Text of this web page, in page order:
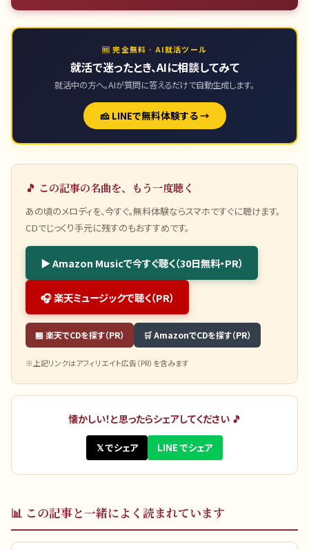
🆓 完全無料 · AI就活ツール
就活で迷ったとき、AIに相談してみて
就活中の方へ。AIが質問に答えるだけで自動生成します。
🧀 LINEで無料体験する →
🎵 この記事の名曲を、もう一度聴く
あの頃のメロディを、今すぐ。無料体験ならスマホですぐに聴けます。
CDでじっくり手元に残すのもおすすめです。
▶ Amazon Musicで今すぐ聴く（30日無料・PR）
🎧 楽天ミュージックで聴く（PR）
🏪 楽天でCDを探す（PR） 🛒 AmazonでCDを探す（PR）
※上記リンクはアフィリエイト広告（PR）を含みます
懐かしい！と思ったらシェアしてください 🎵
𝕏 でシェア LINE でシェア
📊 この記事と一緒によく読まれています